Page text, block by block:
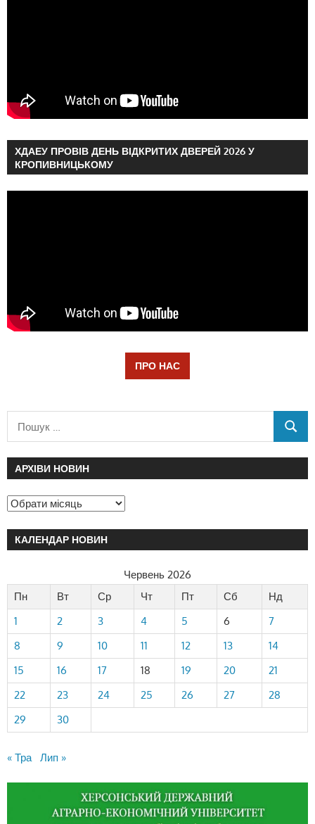
ХДАЕУ ПРОВІВ ДЕНЬ ВІДКРИТИХ ДВЕРЕЙ 2026 У
КРОПИВНИЦЬКОМУ
ПРО НАС
АРХІВИ НОВИН
КАЛЕНДАР НОВИН
Червень 2026
Пн
Вт Ср Чт Пт Сб
Нд
1
2 3 4 5 6
7
8
9 10 11 12 13
14
15
16 17 18 19 20
21
22
23 24 25 26 27
28
29
30
« Тра Лип »